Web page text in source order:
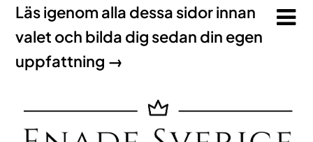
Läs igenom alla dessa sidor innan
valet och bilda dig sedan din egen
uppfattning →